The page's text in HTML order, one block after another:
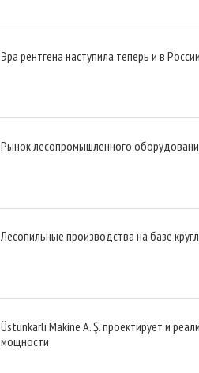
Эра рентгена наступила теперь и в
Рынок лесопромышленного
Лесопильные производства на базе
Üstünkarlı Makine A. Ş. проектирует и
мощности